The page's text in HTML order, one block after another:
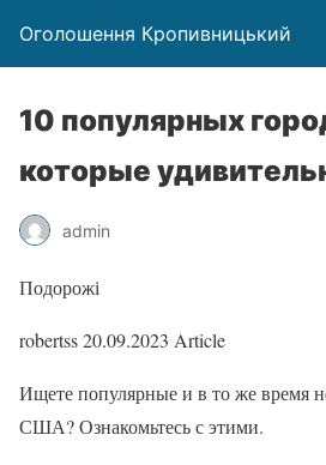
Оголошення Кропивницький
10 популярных
которые
admin
Подорожі
robertss20.09.2023 Article
Ищете популярные и в то же время
США? Ознакомьтесь с этими.